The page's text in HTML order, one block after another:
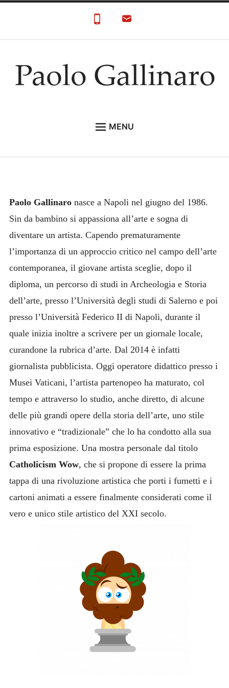
Paolo Gallinaro
MENU
Paolo Gallinaronasce a Napoli nel giugno del 1986.
Sin da bambino si appassiona all’arte e sogna di
diventare un artista. Capendo prematuramente
l’importanza di un approccio critico nel campo dell’arte
contemporanea, il giovane artista sceglie, dopo il
diploma, un percorso di studi in Archeologia e Storia
dell’arte, presso l’Università degli studi di Salerno e poi
presso l’Università Federico II di Napoli, durante il
quale inizia inoltre a scrivere per un giornale locale,
curandone la rubrica d’arte. Dal 2014 è infatti
giornalista pubblicista. Oggi operatore didattico presso i
Musei Vaticani, l’artista partenopeo ha maturato, col
tempo e attraverso lo studio, anche diretto, di alcune
delle più grandi opere della storia dell’arte, uno stile
innovativo e “tradizionale” che lo ha condotto alla sua
prima esposizione. Una mostra personale dal titolo
Catholicism Wow, che si propone di essere la prima
tappa di una rivoluzione artistica che porti i fumetti e i
cartoni animati a essere finalmente considerati come il
vero e unico stile artistico del XXI secolo.